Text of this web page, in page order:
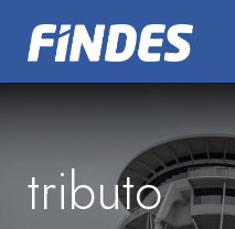
tributo